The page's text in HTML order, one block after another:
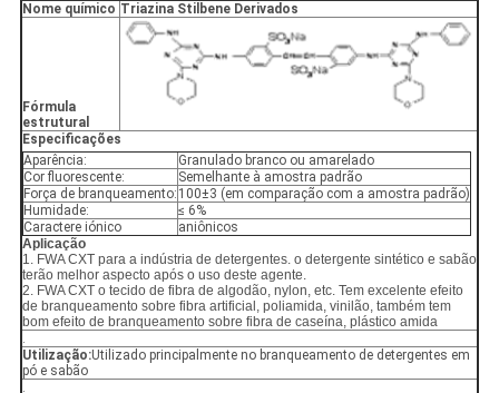
PRIVACY
Nome químico Triazina Stilbene Derivados
Fórmula
estrutural
Especificações
Aparência:
Granulado branco ou amarelado
Cor fluorescente:
Semelhante à amostra padrão
Força de branqueamento: 100±3 (em comparação com a amostra padrão)
Humidade:
≤ 6%
Caractere iónico
aniônicos
Aplicação
1. FWA CXT para a indústria de detergentes. o detergente sintético e sabão
terão melhor aspecto após o uso deste agente.
2. FWA CXT o tecido de fibra de algodão, nylon, etc. Tem excelente efeito
de branqueamento sobre fibra artificial, poliamida, vinilão, também tem
bom efeito de branqueamento sobre fibra de caseína, plástico amida
.
Utilização:Utilizado principalmente no branqueamento de detergentes em
pó e sabão
.